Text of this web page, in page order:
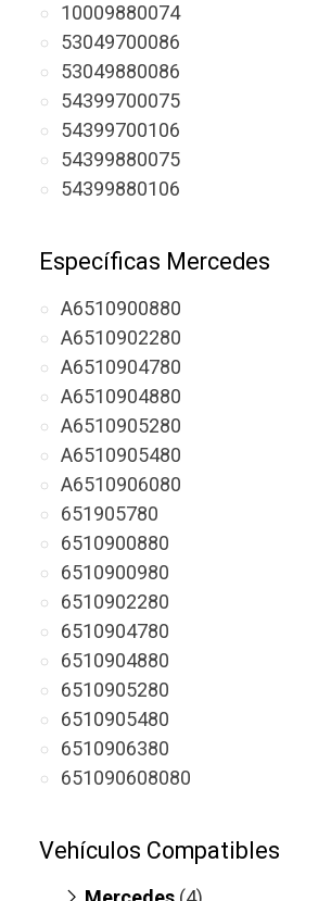
10009880074
53049700086
53049880086
54399700075
54399700106
54399880075
54399880106
Específicas Mercedes
A6510900880
A6510902280
A6510904780
A6510904880
A6510905280
A6510905480
A6510906080
651905780
6510900880
6510900980
6510902280
6510904780
6510904880
6510905280
6510905480
6510906380
651090608080
Vehículos Compatibles